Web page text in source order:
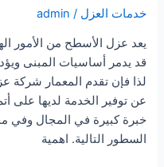
خدمات العزل /
admin
يعد عزل الأسطح من الأمور
قد يدمر أساسيات المبنى
لذا فإن تقدم المعمار شركة
عن توفير الخدمة لديها على
خبرة كبيرة في المجال وفي
السطور التالية. اهمية